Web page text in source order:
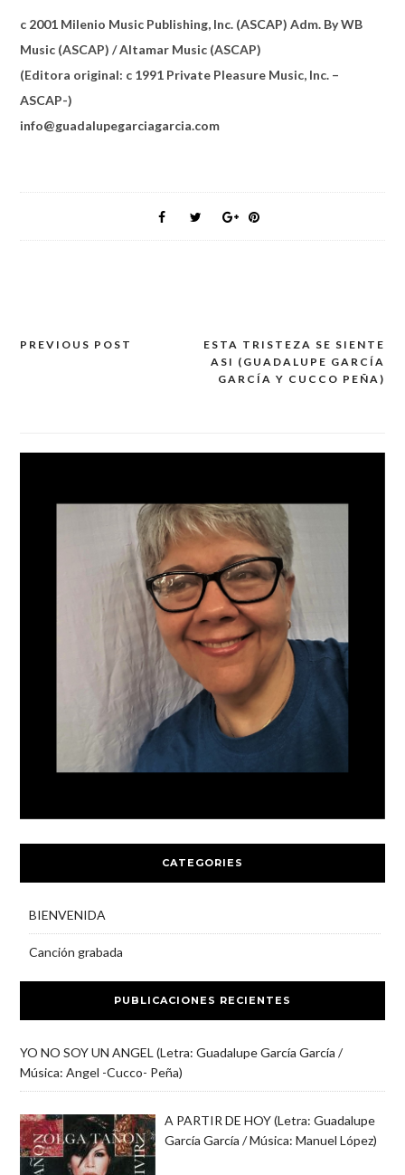
c 2001 Milenio Music Publishing, Inc. (ASCAP) Adm. By WB
Music (ASCAP) / Altamar Music (ASCAP)
(Editora original: c 1991 Private Pleasure Music, Inc. –
ASCAP-)
info@guadalupegarciagarcia.com
Post
PREVIOUS POST
ESTA TRISTEZA SE SIENTE
ASI (GUADALUPE GARCÍA
GARCÍA Y CUCCO PEÑA)
CATEGORIES
BIENVENIDA
Canción grabada
PUBLICACIONES RECIENTES
YO NO SOY UN ANGEL (Letra: Guadalupe García García /
Música: Angel -Cucco- Peña)
A PARTIR DE HOY (Letra: Guadalupe
García García / Música: Manuel López)